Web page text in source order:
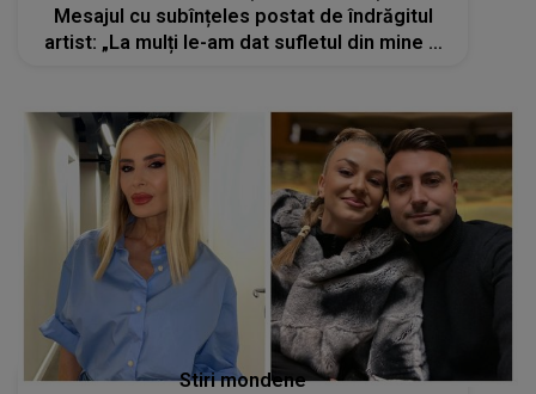
Mesajul cu subînțeles postat de îndrăgitul
artist: „La mulți le-am dat sufletul din mine și
Stiri mondene